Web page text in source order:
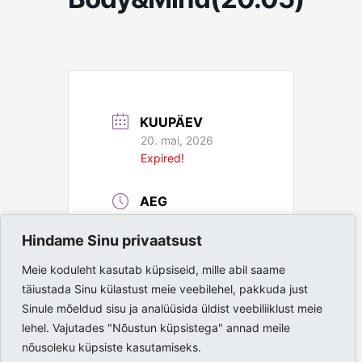
Hindame Sinu privaatsust
Meie koduleht kasutab küpsiseid, mille abil saame
täiustada Sinu külastust meie veebilehel, pakkuda just
Sinule mõeldud sisu ja analüüsida üldist veebiliiklust meie
lehel. Vajutades "Nõustun küpsistega" annad meile
nõusoleku küpsiste kasutamiseks.
KUUPÄEV
20. mai, 2026
Expired!
AEG
ASUKOHT
Paide Spordihall